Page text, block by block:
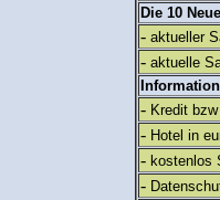
Die 10
- aktueller
- aktuelle
- Kredit
- Hotel in
- kostenlos
-